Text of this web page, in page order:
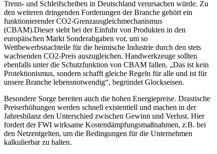
Trenn- und Schleifscheiben in Deutschland verursachen würde. Zu
den weiteren dringenden Forderungen der Branche gehört ein
funktionierender CO2-Grenzausgleichmechanismus
(CBAM).Dieser sieht bei der Einfuhr von Produkten in den
europäischen Markt Sonderabgaben vor, um so
Wettbewerbsnachteile für die heimische Industrie durch den stets
wachsenden CO2-Preis auszugleichen. Handwerkzeuge sollten
ebenfalls unter die Schutzfunktion von CBAM fallen. „Das ist kein
Protektionismus, sondern schafft gleiche Regeln für alle und ist für
unsere Branche lebensnotwendig“, begründet Glockseisen.
Besondere Sorge bereiten auch die hohen Energiepreise. Drastische
Preiserhöhungen werden schnell existentiell und machen in der
Jahresbilanz den Unterschied zwischen Gewinn und Verlust. Hier
fordert der FWI wirksame Kostendämpfungsmaßnahmen, z.B. bei
den Netzentgelten, um die Bedingungen für die Unternehmen
kalkulierbar zu halten.